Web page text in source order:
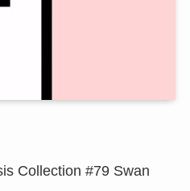
Collection #79 Swan